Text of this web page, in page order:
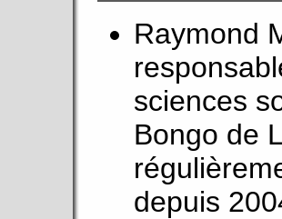
Raymond
sciences
Bongo de
depuis